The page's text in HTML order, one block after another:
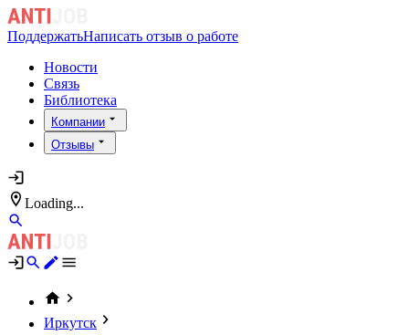
ПоддержатьНаписать отзыв о работе
Новости
Связь
Библиотека
Компании
Отзывы
Loading...
Иркутск